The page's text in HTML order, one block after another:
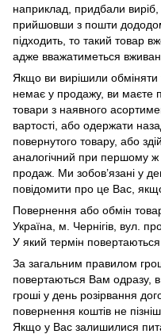
наприклад, придбали виріб,
прийшовши з пошти
підходить, то такий товар
адже вважатиметься
Якщо ви вирішили обміняти
немає у продажу, ви маєте
товари з наявного
вартості, або одержати
повернутого товару, або
аналогічний при першому ж
продаж. Ми зобов’язані у
повідомити про це Вас,
Повернення або обмін
Україна, м. Чернігів, вул.
У який термін
За загальним правилом
повертаються Вам одразу,
гроші у день розірвання
повернення коштів не
Якщо у Вас залишилися